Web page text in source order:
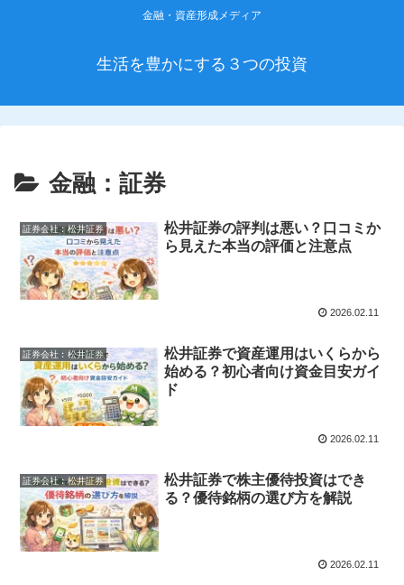
金融・資産形成メディア
生活を豊かにする３つの投資
金融：証券
証券会社︰松井証券
松井証券の評判は悪い？口コミか
ら見えた本当の評価と注意点
2026.02.11
証券会社︰松井証券
松井証券で資産運用はいくらから
始める？初心者向け資金目安ガイ
ド
2026.02.11
証券会社︰松井証券
松井証券で株主優待投資はでき
る？優待銘柄の選び方を解説
2026.02.11